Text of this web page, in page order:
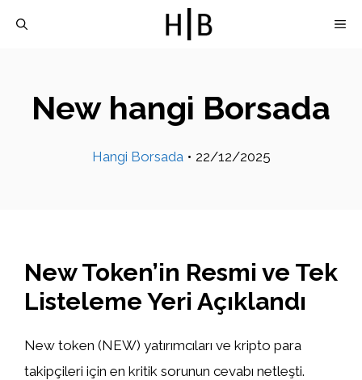
New hangi Borsada
Hangi Borsada • 22/12/2025
New Token’in Resmi ve Tek
Listeleme Yeri Açıklandı
New token (NEW) yatırımcıları ve kripto para
takipçileri için en kritik sorunun cevabı netleşti.